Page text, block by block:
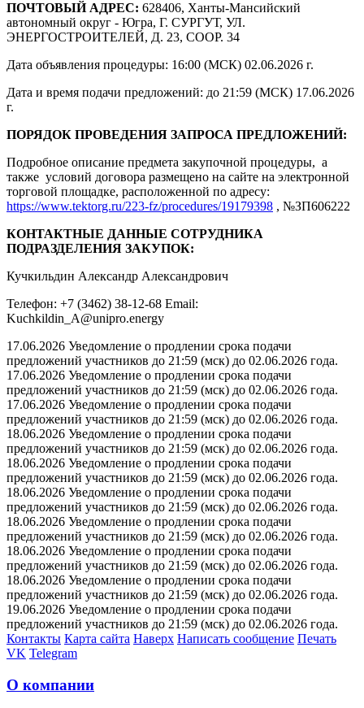
ПОЧТОВЫЙ АДРЕС: 628406, Ханты-Мансийский
автономный округ - Югра, Г. СУРГУТ, УЛ.
ЭНЕРГОСТРОИТЕЛЕЙ, Д. 23, СООР. 34
Дата объявления процедуры: 16:00 (МСК) 02.06.2026 г.
Дата и время подачи предложений: до 21:59 (МСК) 17.06.2026
г.
ПОРЯДОК ПРОВЕДЕНИЯ ЗАПРОСА ПРЕДЛОЖЕНИЙ:
Подробное описание предмета закупочной процедуры, а
также условий договора размещено на сайте на электронной
торговой площадке, расположенной по адресу:
https://www.tektorg.ru/223-fz/procedures/19179398 , №ЗП606222
КОНТАКТНЫЕ ДАННЫЕ СОТРУДНИКА
ПОДРАЗДЕЛЕНИЯ ЗАКУПОК:
Кучкильдин Александр Александрович
Телефон: +7 (3462) 38-12-68 Email:
Kuchkildin_A@unipro.energy
17.06.2026 Уведомление о продлении срока подачи
предложений участников до 21:59 (мск) до 02.06.2026 года.
17.06.2026 Уведомление о продлении срока подачи
предложений участников до 21:59 (мск) до 02.06.2026 года.
17.06.2026 Уведомление о продлении срока подачи
предложений участников до 21:59 (мск) до 02.06.2026 года.
18.06.2026 Уведомление о продлении срока подачи
предложений участников до 21:59 (мск) до 02.06.2026 года.
18.06.2026 Уведомление о продлении срока подачи
предложений участников до 21:59 (мск) до 02.06.2026 года.
18.06.2026 Уведомление о продлении срока подачи
предложений участников до 21:59 (мск) до 02.06.2026 года.
18.06.2026 Уведомление о продлении срока подачи
предложений участников до 21:59 (мск) до 02.06.2026 года.
18.06.2026 Уведомление о продлении срока подачи
предложений участников до 21:59 (мск) до 02.06.2026 года.
18.06.2026 Уведомление о продлении срока подачи
предложений участников до 21:59 (мск) до 02.06.2026 года.
19.06.2026 Уведомление о продлении срока подачи
предложений участников до 21:59 (мск) до 02.06.2026 года.
Контакты Карта сайта Наверх Написать сообщение Печать
VK Telegram
О компании